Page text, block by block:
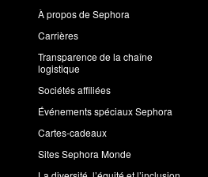
À propos de Sephora
Carrières
Transparence de la chaîne
logistique
Sociétés affiliées
Événements spéciaux Sephora
Cartes-cadeaux
Sites Sephora Monde